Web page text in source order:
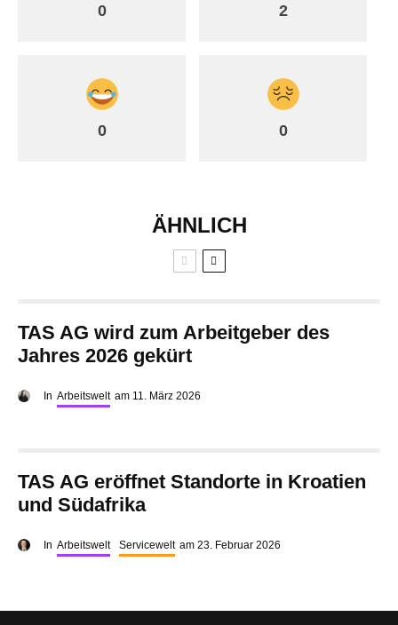
0 2
0 0
ÄHNLICH
TAS AG wird zum Arbeitgeber des
Jahres 2026 gekürt
In Arbeitswelt am 11. März 2026
TAS AG eröffnet Standorte in Kroatien
und Südafrika
In Arbeitswelt Servicewelt am 23. Februar 2026